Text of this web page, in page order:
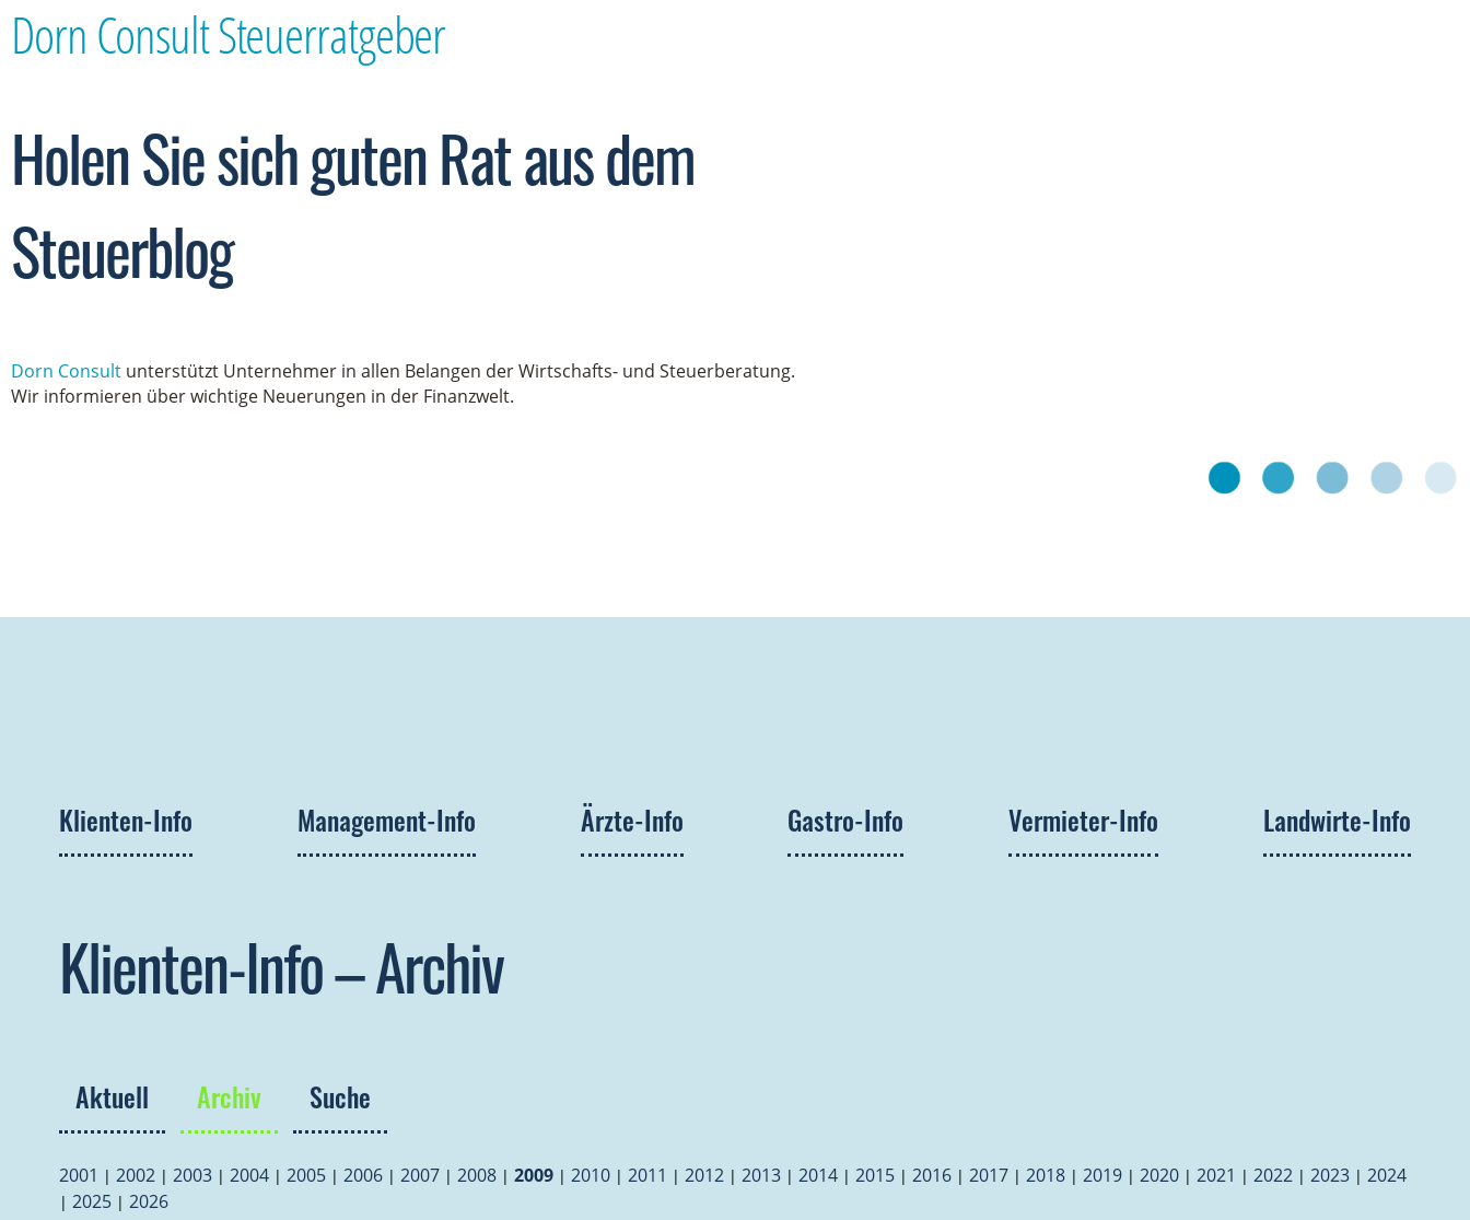
Dorn Consult Steuerratgeber
Holen Sie sich guten Rat aus dem
Steuerblog
Dorn Consult unterstützt Unternehmer in allen Belangen der Wirtschafts- und Steuerberatung.
Wir informieren über wichtige Neuerungen in der Finanzwelt.
Klienten-Info Management-Info Ärzte-Info Gastro-Info Vermieter-Info Landwirte-Info
Klienten-Info – Archiv
Aktuell Archiv Suche
2001 | 2002| 2003| 2004| 2005| 2006| 2007| 2008| 2009| 2010| 2011 | 2012| 2013| 2014| 2015| 2016| 2017| 2018| 2019| 2020| 2021 | 2022| 2023| 2024
| 2025| 2026